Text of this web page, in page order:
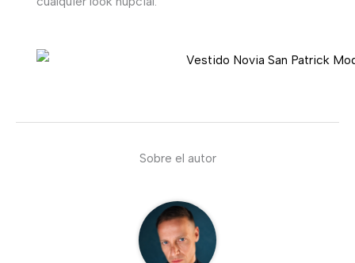
Sobre el autor